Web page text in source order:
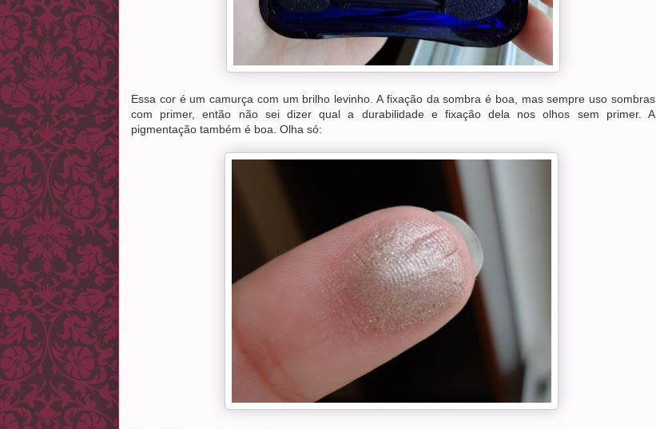
Essa cor é um camurça com um brilho levinho. A fixação da sombra é boa, mas sempre uso sombras
com primer, então não sei dizer qual a durabilidade e fixação dela nos olhos sem primer. A
pigmentação também é boa. Olha só: